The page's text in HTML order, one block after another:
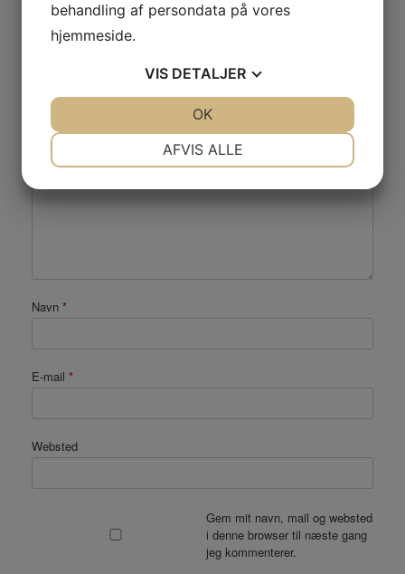
Skriv et svar
Din e-mailadresse vil ikke blive publiceret. Krævede felter er markeret med
Kommentar
Navn *
E-mail *
Websted
Gem mit navn, mail og websted
i denne browser til næste gang
jeg kommenterer.
behandling af persondata på vores
hjemmeside.
VIS DETALJER
AFVIS ALLE
OK